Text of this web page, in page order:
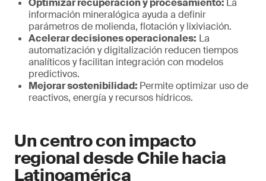
Optimizar recuperación y procesamiento: La
información mineralógica ayuda a definir
parámetros de molienda, flotación y lixiviación.
Acelerar decisiones operacionales: La
automatización y digitalización reducen tiempos
analíticos y facilitan integración con modelos
predictivos.
Mejorar sostenibilidad: Permite optimizar uso de
reactivos, energía y recursos hídricos.
Un centro con impacto
regional desde Chile hacia
Latinoamérica